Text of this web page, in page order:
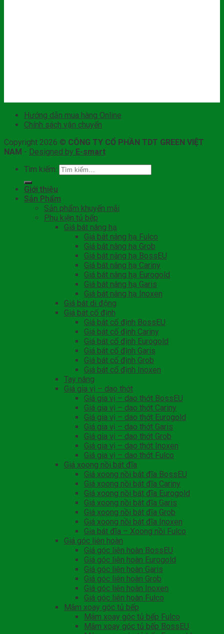
Hướng dẫn mua hàng Online
Chính sách vận chuyển
Copyright 2026 © CÔNG TY CỔ PHẦN TDT GREEN VIỆT
NAM - Designed by E-smart
Tìm kiếm:
Giới thiệu
Sản Phẩm
Sản phẩm khuyến mãi
Phụ kiện tủ bếp
Giá bát nâng hạ
Giá bát nâng hạ Fulco
Giá bát nâng hạ Grob
Giá bát nâng hạ BossEU
Giá bát nâng hạ Cariny
Giá bát nâng hạ Eurogold
Giá bát nâng hạ Garis
Giá bát nâng hạ Inoxen
Giá bát di động
Giá bát cố định
Giá bát cố định BossEU
Giá bát cố định Cariny
Giá bát cố định Eurogold
Giá bát cố định Garis
Giá bát cố định Grob
Giá bát cố định Inoxen
Tay nâng
Giá gia vị – dao thớt
Giá gia vị – dao thớt BossEU
Giá gia vị – dao thớt Cariny
Giá gia vị – dao thớt Eurogold
Giá gia vị – dao thớt Garis
Giá gia vị – dao thớt Grob
Giá gia vị – dao thớt Inoxen
Giá gia vị – dao thớt Fulco
Giá xoong nồi bát đĩa
Giá xoong nồi bát đĩa BossEU
Giá xoong nồi bát đĩa Cariny
Giá xoong nồi bát đĩa Eurogold
Giá xoong nồi bát đĩa Garis
Giá xoong nồi bát đĩa Grob
Giá xoong nồi bát đĩa Inoxen
Gia bát đĩa – Xoong nồi Fulco
Giá góc liên hoàn
Giá góc liên hoàn BossEU
Giá góc liên hoàn Eurogold
Giá góc liên hoàn Garis
Giá góc liên hoàn Grob
Giá góc liên hoàn Inoxen
Giá góc liên hoàn Fulco
Mâm xoay góc tủ bếp
Mâm xoay góc tủ bếp Fulco
Mâm xoay góc tủ bếp BossEU